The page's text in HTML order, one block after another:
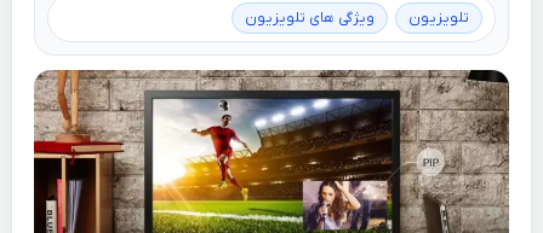
تلویزیون ویژگی های تلویزیون